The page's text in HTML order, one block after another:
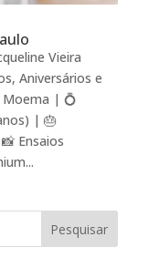
Vieira
Aniversários e
Moema | 💍
| 🎂
Ensaios
Pesquisar